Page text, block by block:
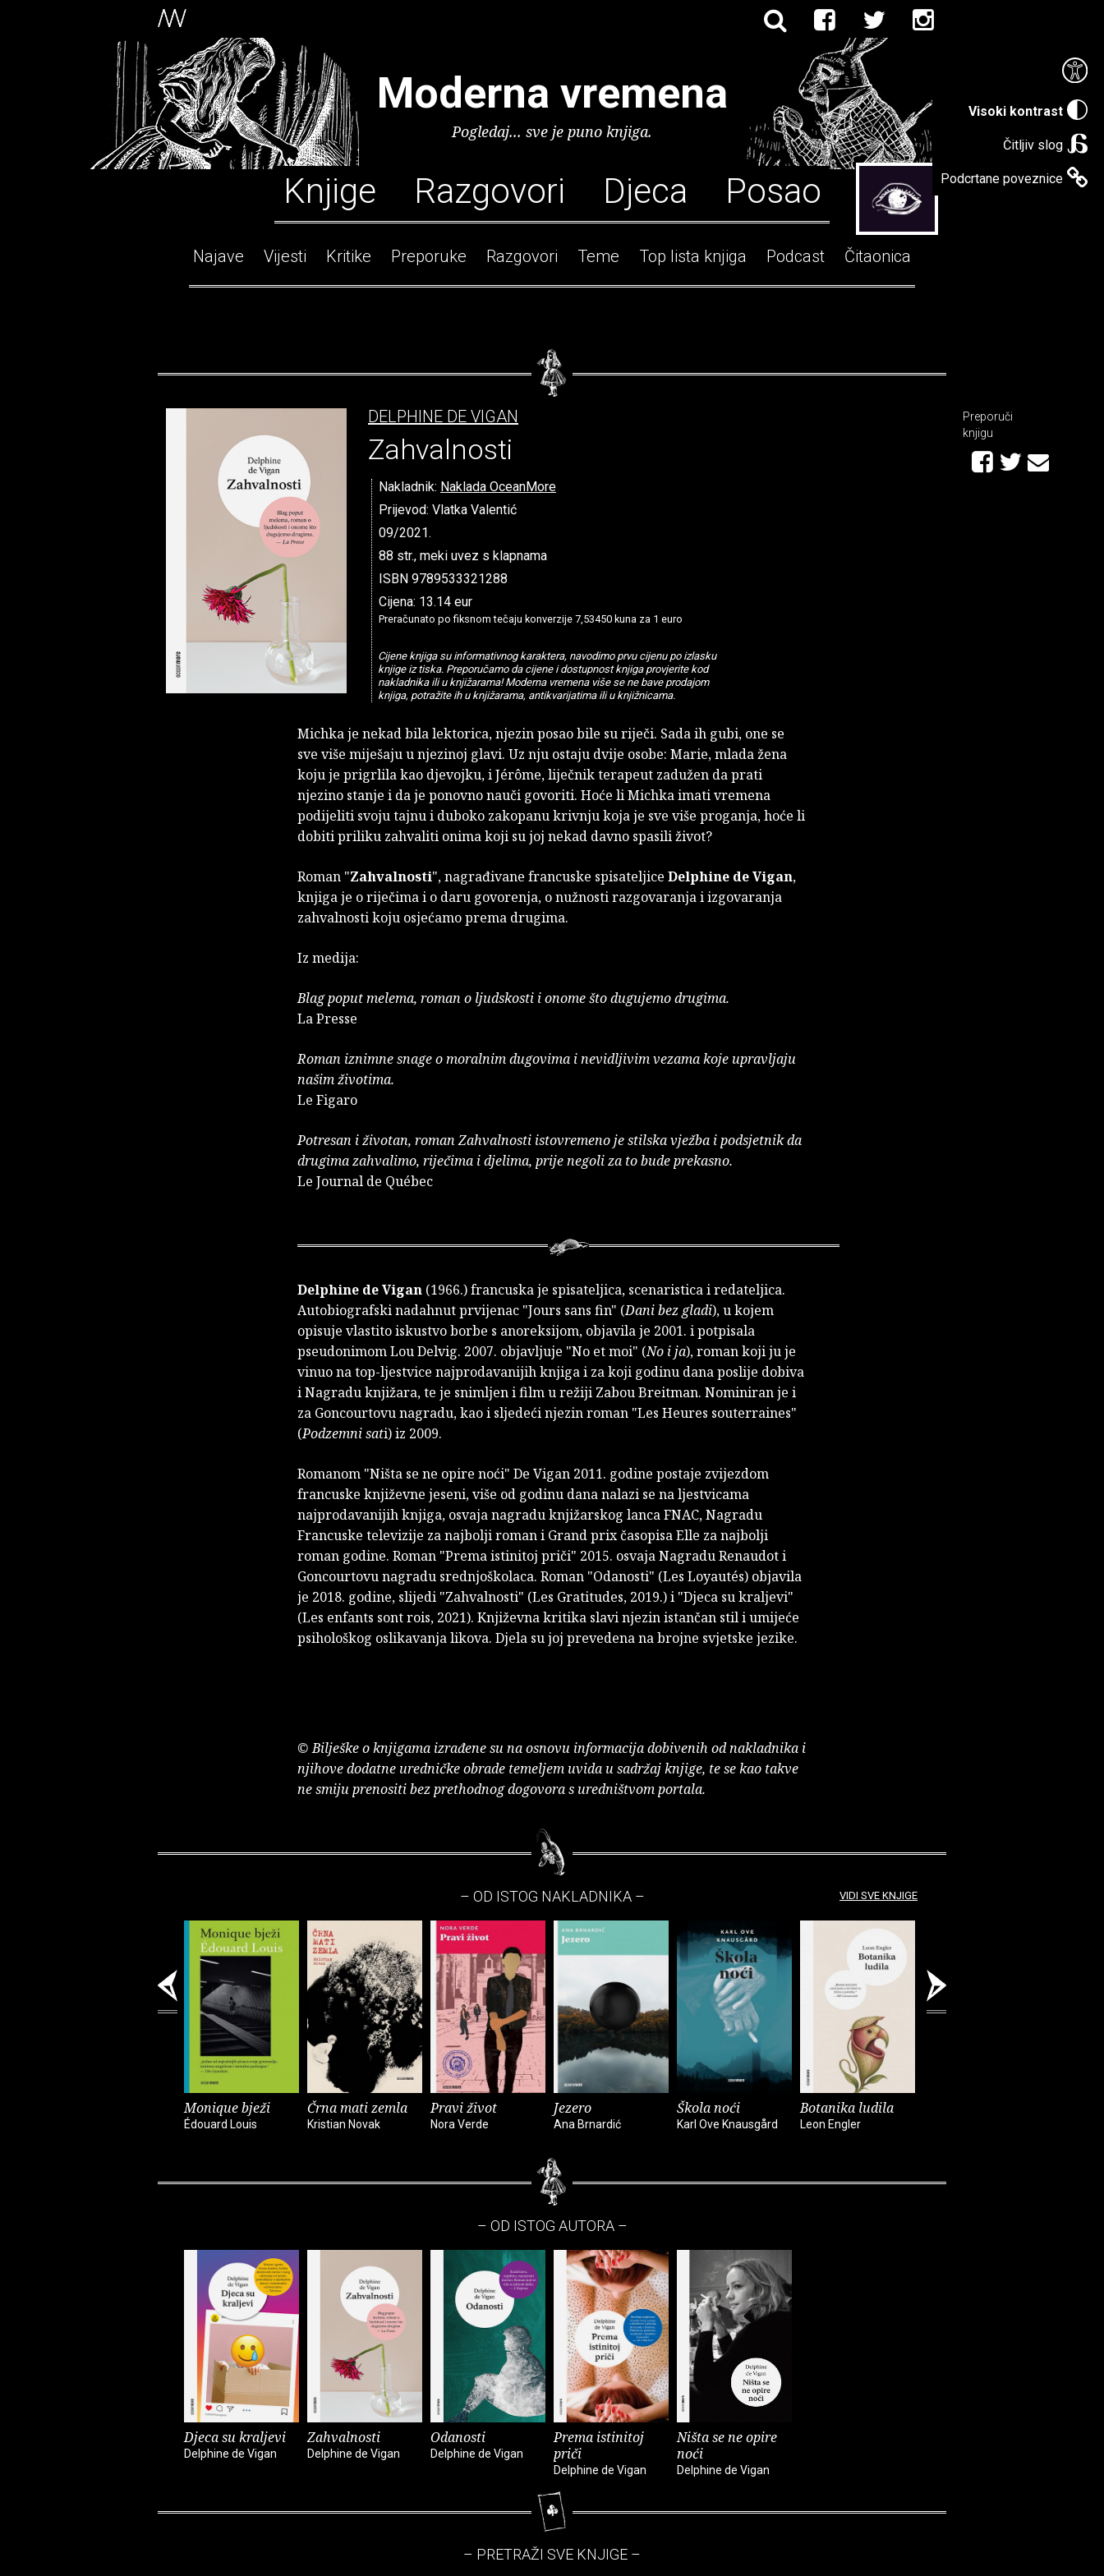
Visoki kontrast
Čitljiv slog
Podcrtane poveznice
Moderna vremena
Pogledaj... sve je puno knjiga.
Knjige Razgovori Djeca Posao
Najave Vijesti Kritike Preporuke Razgovori Teme Top lista knjiga Podcast Čitaonica
DELPHINE DE VIGAN
Zahvalnosti
Nakladnik: Naklada OceanMore
Prijevod: Vlatka Valentić
09/2021.
88 str., meki uvez s klapnama
ISBN 9789533321288
Cijena: 13.14 eur
Preračunato po fiksnom tečaju konverzije 7,53450 kuna za 1 euro
Cijene knjiga su informativnog karaktera, navodimo prvu cijenu po izlasku
knjige iz tiska. Preporučamo da cijene i dostupnost knjiga provjerite kod
nakladnika ili u knjižarama! Moderna vremena više se ne bave prodajom
knjiga, potražite ih u knjižarama, antikvarijatima ili u knjižnicama.
Michka je nekad bila lektorica, njezin posao bile su riječi. Sada ih gubi, one se
sve više miješaju u njezinoj glavi. Uz nju ostaju dvije osobe: Marie, mlada žena
koju je prigrlila kao djevojku, i Jérôme, liječnik terapeut zadužen da prati
njezino stanje i da je ponovno nauči govoriti. Hoće li Michka imati vremena
podijeliti svoju tajnu i duboko zakopanu krivnju koja je sve više proganja, hoće li
dobiti priliku zahvaliti onima koji su joj nekad davno spasili život?
Roman "Zahvalnosti", nagrađivane francuske spisateljice Delphine de Vigan,
knjiga je o riječima i o daru govorenja, o nužnosti razgovaranja i izgovaranja
zahvalnosti koju osjećamo prema drugima.
Iz medija:
Blag poput melema, roman o ljudskosti i onome što dugujemo drugima.
La Presse
Roman iznimne snage o moralnim dugovima i nevidljivim vezama koje upravljaju
našim životima.
Le Figaro
Potresan i životan, roman Zahvalnosti istovremeno je stilska vježba i podsjetnik da
drugima zahvalimo, riječima i djelima, prije negoli za to bude prekasno.
Le Journal de Québec
Delphine de Vigan (1966.) francuska je spisateljica, scenaristica i redateljica.
Autobiografski nadahnut prvijenac "Jours sans fin" (Dani bez gladi), u kojem
opisuje vlastito iskustvo borbe s anoreksijom, objavila je 2001. i potpisala
pseudonimom Lou Delvig. 2007. objavljuje "No et moi" (No i ja), roman koji ju je
vinuo na top-ljestvice najprodavanijih knjiga i za koji godinu dana poslije dobiva
i Nagradu knjižara, te je snimljen i film u režiji Zabou Breitman. Nominiran je i
za Goncourtovu nagradu, kao i sljedeći njezin roman "Les Heures souterraines"
(Podzemni sati) iz 2009.
Romanom "Ništa se ne opire noći" De Vigan 2011. godine postaje zvijezdom
francuske književne jeseni, više od godinu dana nalazi se na ljestvicama
najprodavanijih knjiga, osvaja nagradu knjižarskog lanca FNAC, Nagradu
Francuske televizije za najbolji roman i Grand prix časopisa Elle za najbolji
roman godine. Roman "Prema istinitoj priči" 2015. osvaja Nagradu Renaudot i
Goncourtovu nagradu srednjoškolaca. Roman "Odanosti" (Les Loyautés) objavila
je 2018. godine, slijedi "Zahvalnosti" (Les Gratitudes, 2019.) i "Djeca su kraljevi"
(Les enfants sont rois, 2021). Književna kritika slavi njezin istančan stil i umijeće
psihološkog oslikavanja likova. Djela su joj prevedena na brojne svjetske jezike.
© Bilješke o knjigama izrađene su na osnovu informacija dobivenih od nakladnika i
njihove dodatne uredničke obrade temeljem uvida u sadržaj knjige, te se kao takve
ne smiju prenositi bez prethodnog dogovora s uredništvom portala.
Preporuči
knjigu
– OD ISTOG NAKLADNIKA –
Monique bježi
Édouard Louis
Črna mati zemla
Kristian Novak
Pravi život
Nora Verde
Jezero
Ana Brnardić
Škola noći
Karl Ove Knausgård
Botanika ludila
Leon Engler
VIDI SVE KNJIGE
– OD ISTOG AUTORA –
Djeca su kraljevi
Delphine de Vigan
Zahvalnosti
Delphine de Vigan
Odanosti
Delphine de Vigan
Prema istinitoj
priči
Delphine de Vigan
Ništa se ne opire
noći
Delphine de Vigan
– PRETRAŽI SVE KNJIGE –